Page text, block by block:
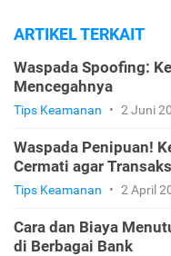
ARTIKEL TERKAIT
Waspada Spoofing:
Mencegahnya
Tips Keamanan • 2 Juni
Waspada Penipuan!
Cermati agar
Tips Keamanan • 2 April
Cara dan Biaya
di Berbagai Bank